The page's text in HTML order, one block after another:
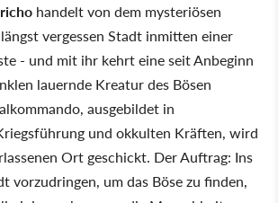
handelt von dem mysteriösen
vergessen Stadt inmitten einer
- und mit ihr kehrt eine seit Anbeginn
lauernde Kreatur des Bösen
ausgebildet in
und okkulten Kräften, wird
Ort geschickt. Der Auftrag: Ins
vorzudringen, um das Böse zu finden,